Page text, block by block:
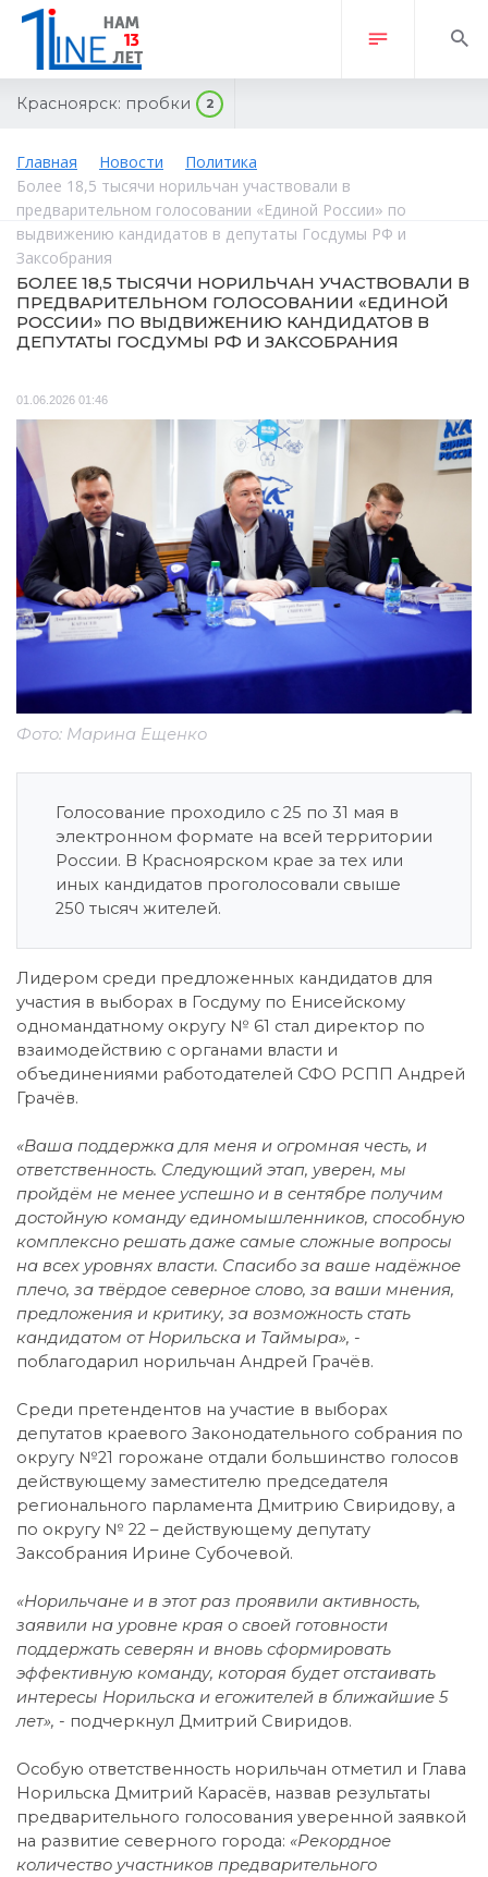
Красноярск: пробки 2
Главная Новости
Политика
Более 18,5 тысячи норильчан участвовали в
предварительном голосовании «Единой России» по
выдвижению кандидатов в депутаты Госдумы РФ и
Заксобрания
БОЛЕЕ 18,5 ТЫСЯЧИ НОРИЛЬЧАН УЧАСТВОВАЛИ В
ПРЕДВАРИТЕЛЬНОМ ГОЛОСОВАНИИ «ЕДИНОЙ
РОССИИ» ПО ВЫДВИЖЕНИЮ КАНДИДАТОВ В
ДЕПУТАТЫ ГОСДУМЫ РФ И ЗАКСОБРАНИЯ
01.06.2026 01:46
Фото: Марина Ещенко
Голосование проходило с 25 по 31 мая в
электронном формате на всей территории
России. В Красноярском крае за тех или
иных кандидатов проголосовали свыше
250 тысяч жителей.
Лидером среди предложенных кандидатов для
участия в выборах в Госдуму по Енисейскому
одномандатному округу № 61 стал директор по
взаимодействию с органами власти и
объединениями работодателей СФО РСПП Андрей
Грачёв.
«Ваша поддержка для меня и огромная честь, и
ответственность. Следующий этап, уверен, мы
пройдём не менее успешно и в сентябре получим
достойную команду единомышленников, способную
комплексно решать даже самые сложные вопросы
на всех уровнях власти. Спасибо за ваше надёжное
плечо, за твёрдое северное слово, за ваши мнения,
предложения и критику, за возможность стать
кандидатом от Норильска и Таймыра», -
поблагодарил норильчан Андрей Грачёв.
Среди претендентов на участие в выборах
депутатов краевого Законодательного собрания по
округу №21 горожане отдали большинство голосов
действующему заместителю председателя
регионального парламента Дмитрию Свиридову, а
по округу № 22 – действующему депутату
Заксобрания Ирине Субочевой.
«Норильчане и в этот раз проявили активность,
заявили на уровне края о своей готовности
поддержать северян и вновь сформировать
эффективную команду, которая будет отстаивать
интересы Норильска и егожителей в ближайшие 5
лет», - подчеркнул Дмитрий Свиридов.
Особую ответственность норильчан отметил и Глава
Норильска Дмитрий Карасёв, назвав результаты
предварительного голосования уверенной заявкой
на развитие северного города: «Рекордное
количество участников предварительного